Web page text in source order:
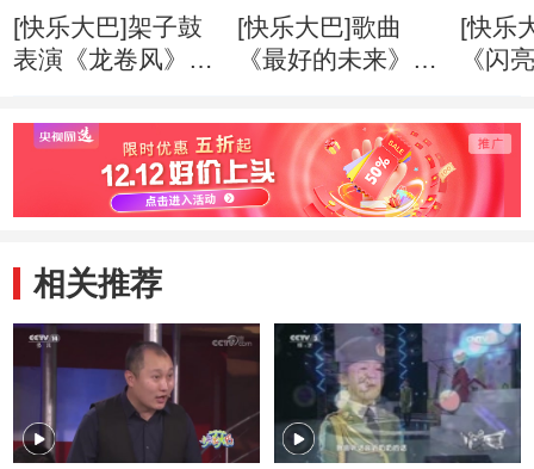
[快乐大巴]架子鼓
表演《龙卷风》
[快乐大巴]歌曲
《最好的未来》
[快乐
《闪
相关推荐